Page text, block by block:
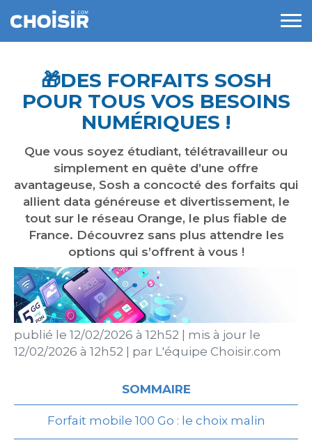
🎁​DES FORFAITS SOSH
POUR TOUS VOS BESOINS
NUMÉRIQUES !
Que vous soyez étudiant, télétravailleur ou
simplement en quête d’une offre
avantageuse, Sosh a concocté des forfaits qui
allient data généreuse et divertissement, le
tout sur le réseau Orange, le plus fiable de
France. Découvrez sans plus attendre les
options qui s’offrent à vous !
publié le 12/02/2026 à 12h52
mis à jour le
12/02/2026 à 12h52
par L'équipe Choisir.com
SOMMAIRE
Forfait mobile 100 Go : le choix malin